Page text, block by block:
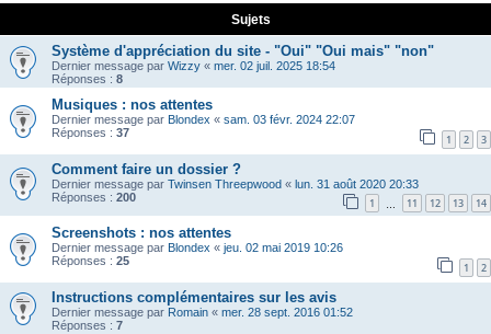
Sujets
Système d'appréciation du site - "Oui" "Oui mais" "non"
Dernier message par Wizzy « mer. 02 juil. 2025 18:54
Réponses : 8
Musiques : nos attentes
Dernier message par Blondex « sam. 03 févr. 2024 22:07
Réponses : 37 1 2 3
Comment faire un dossier ?
Dernier message par Twinsen Threepwood « lun. 31 août 2020 20:33
Réponses : 200 1 11 12 13 14
Screenshots : nos attentes
Dernier message par Blondex « jeu. 02 mai 2019 10:26
Réponses : 25 1 2
Instructions complémentaires sur les avis
Dernier message par Romain « mer. 28 sept. 2016 01:52
Réponses : 7